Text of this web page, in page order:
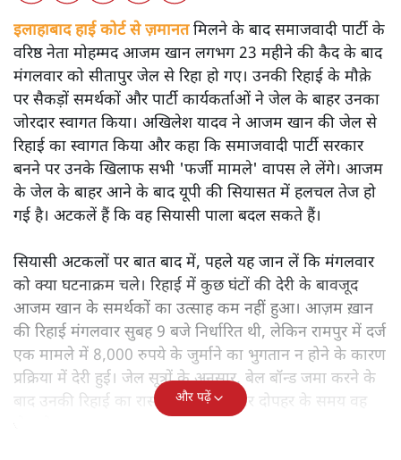
इलाहाबाद हाई कोर्ट से ज़मानतमिलने के बाद समाजवादी पार्टी के
वरिष्ठ नेता मोहम्मद आजम खान लगभग 23 महीने की कैद के बाद
मंगलवार को सीतापुर जेल से रिहा हो गए। उनकी रिहाई के मौक़े
पर सैकड़ों समर्थकों और पार्टी कार्यकर्ताओं ने जेल के बाहर उनका
जोरदार स्वागत किया। अखिलेश यादव ने आजम खान की जेल से
रिहाई का स्वागत किया और कहा कि समाजवादी पार्टी सरकार
बनने पर उनके खिलाफ सभी 'फर्जी मामले' वापस ले लेंगे। आजम
के जेल के बाहर आने के बाद यूपी की सियासत में हलचल तेज हो
गई है। अटकलें हैं कि वह सियासी पाला बदल सकते हैं।
सियासी अटकलों पर बात बाद में, पहले यह जान लें कि मंगलवार
को क्या घटनाक्रम चले। रिहाई में कुछ घंटों की देरी के बावजूद
आजम खान के समर्थकों का उत्साह कम नहीं हुआ। आज़म ख़ान
की रिहाई मंगलवार सुबह 9 बजे निर्धारित थी, लेकिन रामपुर में दर्ज
एक मामले में 8,000 रुपये के जुर्माने का भुगतान न होने के कारण
प्रक्रिया में देरी हुई। जेल सूत्रों के अनुसार, बेल बॉन्ड जमा करने के
बाद उनकी रिहाई का रास्ता साफ हुआ और दोपहर के समय वह
जेल से बाहर आए।
और पढ़ें